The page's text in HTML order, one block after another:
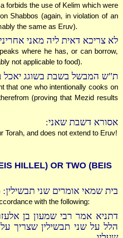
forbids the use of Kelim which were
Shabbos (again, in violation of an
the same as Eruv).
לא צריכא דאית ליה מאני
where he has, or can borrow,
not applicable to food).
ת"ש המבשל בשבת בשוגג יאכל
that one who intentionally cooks on
(proving that Mezid results
אסורא דשבת שאני:
Torah, and does not extend to Eruv!
HILLEL) OR TWO (BEIS
בית שמאי אומרים שני
with the following:
דתניא אמר רבי שמעון בן
הלל על שני תבשילין שצריך